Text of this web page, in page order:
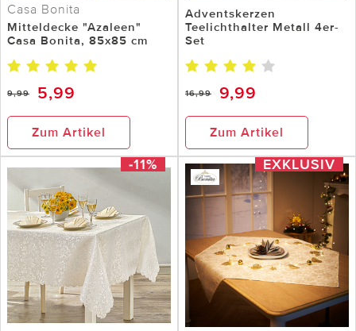
Casa Bonita
Mitteldecke "Azaleen"
Casa Bonita, 85x85 cm
9,99 5,99
Zum Artikel
Adventskerzen
Teelichthalter Metall 4er-
Set
16,99 9,99
Zum Artikel
-11% EXKLUSIV